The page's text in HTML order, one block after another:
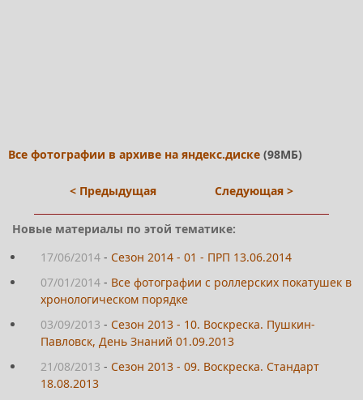
Все фотографии в архиве на яндекс.диске (98МБ)
< Предыдущая Следующая >
Новые материалы по этой тематике:
17/06/2014 - Сезон 2014 - 01 - ПРП 13.06.2014
07/01/2014 - Все фотографии с роллерских покатушек в
хронологическом порядке
03/09/2013 - Сезон 2013 - 10. Воскреска. Пушкин-
Павловск, День Знаний 01.09.2013
21/08/2013 - Сезон 2013 - 09. Воскреска. Стандарт
18.08.2013